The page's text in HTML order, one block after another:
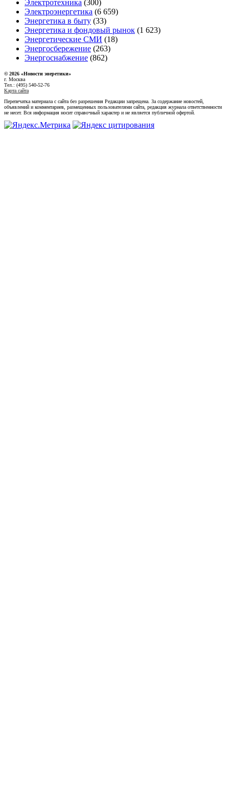
Электротехника (300)
Электроэнергетика (6 659)
Энергетика в быту (33)
Энергетика и фондовый рынок (1 623)
Энергетические СМИ (18)
Энергосбережение (263)
Энергоснабжение (862)
© 2026 «Новости энеретики»
г. Москва
Тел.: (495) 540-52-76
Карта сайта
Перепечатка материала с сайта без разрешения Редакции запрещена. За содержание новостей,
объявлений и комментариев, размещенных пользователями сайта, редакция журнала ответственности
не несет. Вся информация носит справочный характер и не является публичной офертой.